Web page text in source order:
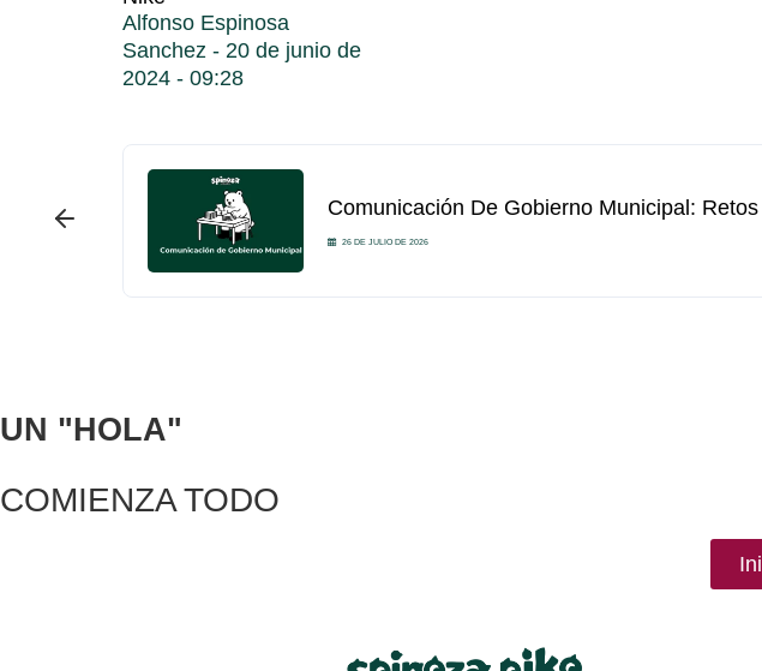
Alfonso Espinosa
Sanchez
20 de junio de
2024
09:28
Comunicación De Gobierno Municipal:
26 DE JULIO DE 2026
UN "HOLA"
COMIENZA TODO